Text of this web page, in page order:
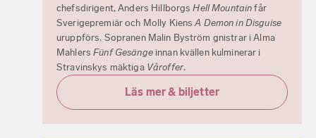
chefsdirigent, Anders HillborgsHell Mountainfår
Sverigepremiär och Molly KiensA Demon in Disguise
uruppförs. Sopranen Malin Byström gnistrar i Alma
MahlersFünf Gesänge innan kvällen kulminerar i
Stravinskys mäktiga Våroffer.
Läs mer & biljetter